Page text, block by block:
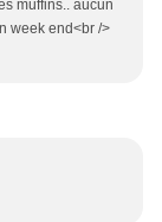
muffins.. aucun
week end<br />